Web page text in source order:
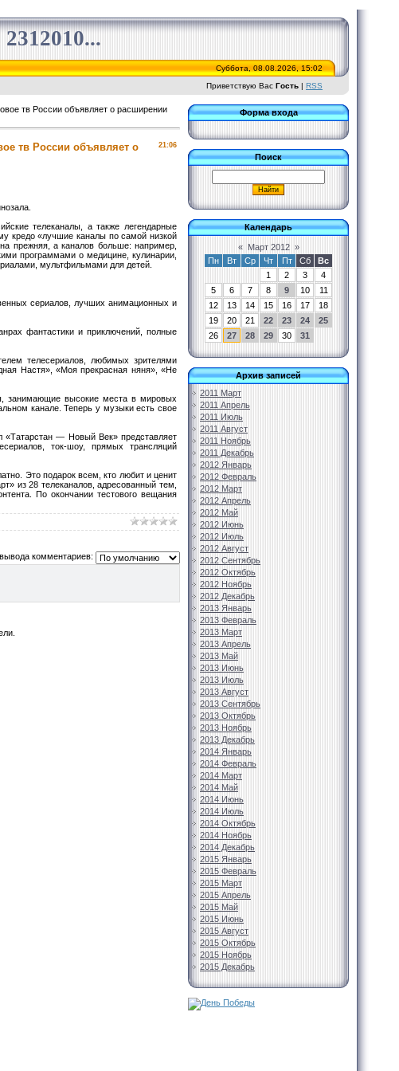
Суббота, 08.08.2026, 15:02
Приветствую Вас Гость | RSS
тв России объявляет о расширении
21:06
тв России объявляет о
телеканалы, а также легендарные
кредо «лучшие каналы по самой низкой
прежняя, а каналов больше: например,
программами о медицине, кулинарии,
мультфильмами для детей.
сериалов, лучших анимационных и
фантастики и приключений, полные
телесериалов, любимых зрителями
Настя», «Моя прекрасная няня», «Не
занимающие высокие места в мировых
канале. Теперь у музыки есть свое
«Татарстан — Новый Век» представляет
ток-шоу, прямых трансляций
Это подарок всем, кто любит и ценит
из 28 телеканалов, адресованный тем,
По окончании тестового вещания
комментариев:
Форма входа
Поиск
Календарь
« Март 2012 »
Пн
Вт Ср Чт Пт Сб
Вс
1
2 3
4
5
6 7 8 9 10
11
12
13 14 15 16 17
18
19
20 21 22 23 24
25
26
27 28 29 30 31
Архив записей
2011 Март
2011 Апрель
2011 Июль
2011 Август
2011 Ноябрь
2011 Декабрь
2012 Январь
2012 Февраль
2012 Март
2012 Апрель
2012 Май
2012 Июнь
2012 Июль
2012 Август
2012 Сентябрь
2012 Октябрь
2012 Ноябрь
2012 Декабрь
2013 Январь
2013 Февраль
2013 Март
2013 Апрель
2013 Май
2013 Июнь
2013 Июль
2013 Август
2013 Сентябрь
2013 Октябрь
2013 Ноябрь
2013 Декабрь
2014 Январь
2014 Февраль
2014 Март
2014 Май
2014 Июнь
2014 Июль
2014 Октябрь
2014 Ноябрь
2014 Декабрь
2015 Январь
2015 Февраль
2015 Март
2015 Апрель
2015 Май
2015 Июнь
2015 Август
2015 Октябрь
2015 Ноябрь
2015 Декабрь